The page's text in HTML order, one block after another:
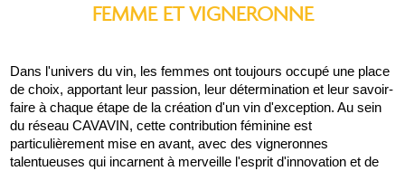
FEMME ET VIGNERONNE
Dans l'univers du vin, les femmes ont toujours occupé une place
de choix, apportant leur passion, leur détermination et leur savoir-
faire à chaque étape de la création d'un vin d'exception. Au sein
du réseau CAVAVIN, cette contribution féminine est
particulièrement mise en avant, avec des vigneronnes
talentueuses qui incarnent à merveille l'esprit d'innovation et de